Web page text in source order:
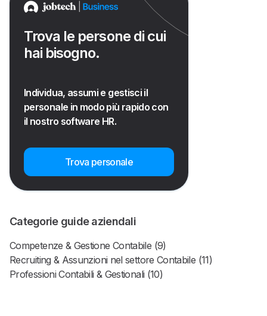
Trova le persone di cui
hai bisogno.
Individua, assumi e gestisci il
personale in modo più rapido con
il nostro software HR.
Trova personale
Categorie guide aziendali
Competenze & Gestione Contabile (9)
Recruiting & Assunzioni nel settore Contabile (11)
Professioni Contabili & Gestionali (10)